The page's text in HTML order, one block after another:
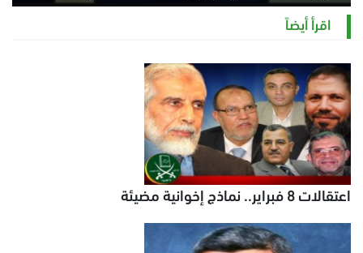
السبت 8 أغسطس 2026 11:21 ص
اقرأ أيضاً
اعتقالات 8 فبراير.. نماذج إخوانية مضيئة